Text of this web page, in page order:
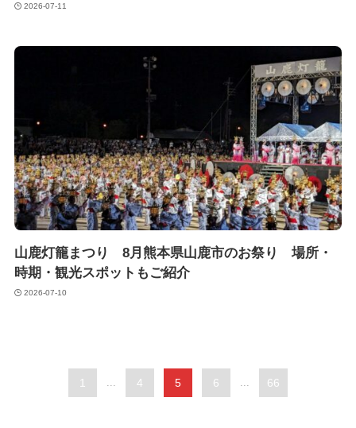
2026-07-11
山鹿灯籠まつり 8月熊本県山鹿市のお祭り 場所・
時期・観光スポットもご紹介
2026-07-10
1 4 5 6 66